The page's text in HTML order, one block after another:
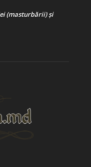
(masturbării) şi